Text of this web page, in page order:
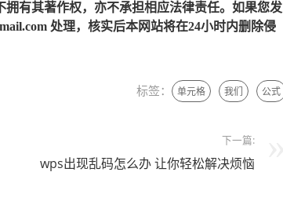
有其著作权，亦不承担相应法律责任。如果您发
处理，核实后本网站将在24小时内删除侵
标签： 单元格 我们 公式
下一篇:
wps出现乱码怎么办 让你轻松解决烦恼